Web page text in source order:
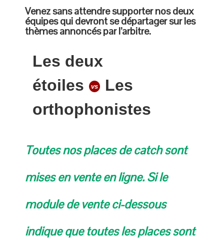
Venez sans attendre supporter nos deux
équipes qui devront se départager sur les
thèmes annoncés par l’arbitre.
Les deux
étoiles
vs
Les
orthophonistes
Toutes nos places de catch sont
mises en vente en ligne. Si le
module de vente ci-dessous
indique que toutes les places sont